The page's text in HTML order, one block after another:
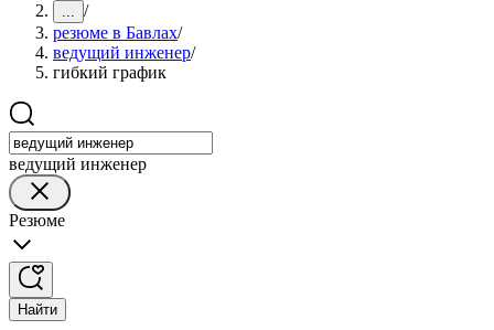
... /
резюме в Бавлах/
ведущий инженер/
гибкий график
ведущий инженер
Резюме
Найти